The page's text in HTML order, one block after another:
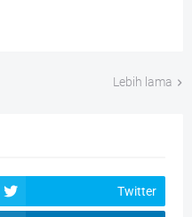
Lebih lama
Twitter